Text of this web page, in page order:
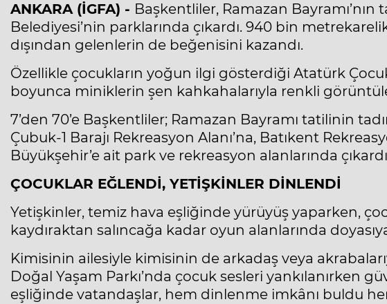
ANKARA (İGFA) - Başkentliler, Ramazan Bayramı’nın
Belediyesi’nin parklarında çıkardı. 940 bin
dışından gelenlerin de beğenisini kazandı.
Özellikle çocukların yoğun ilgi gösterdiği Atatürk
boyunca miniklerin şen kahkahalarıyla renkli
7’den 70’e Başkentliler; Ramazan Bayramı tatilinin
Çubuk-1 Barajı Rekreasyon Alanı’na, Batıkent
Büyükşehir’e ait park ve rekreasyon alanlarında
ÇOCUKLAR EĞLENDİ, YETİŞKİNLER DİNLENDİ
Yetişkinler, temiz hava eşliğinde yürüyüş yaparken,
kaydıraktan salıncağa kadar oyun alanlarında
Kimisinin ailesiyle kimisinin de arkadaş veya
Doğal Yaşam Parkı’nda çocuk sesleri yankılanırken
eşliğinde vatandaşlar, hem dinlenme imkânı buldu